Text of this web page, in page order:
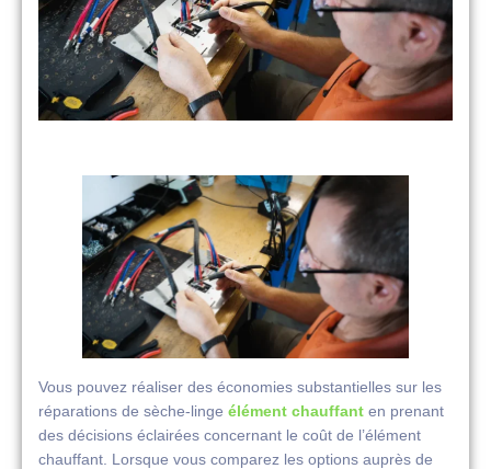
Vous pouvez réaliser des économies substantielles sur les
réparations de sèche-linge élément chauffant en prenant
des décisions éclairées concernant le coût de l’élément
chauffant. Lorsque vous comparez les options auprès de